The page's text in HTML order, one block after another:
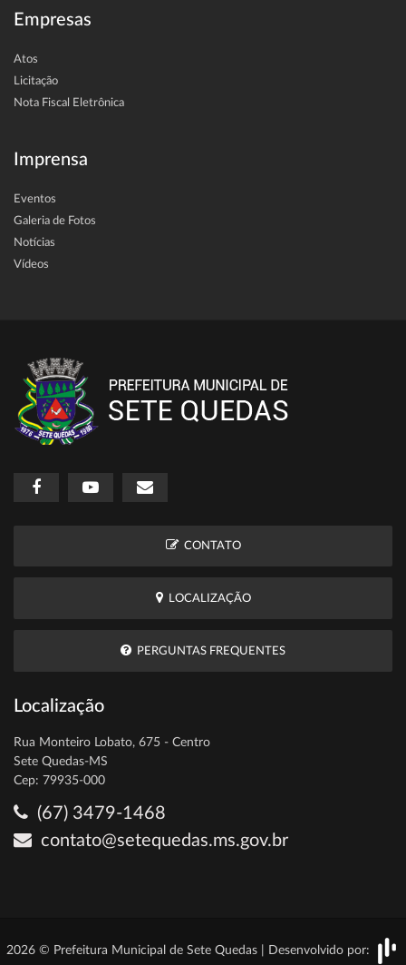
Empresas
Atos
Licitação
Nota Fiscal Eletrônica
Imprensa
Eventos
Galeria de Fotos
Notícias
Vídeos
CONTATO
LOCALIZAÇÃO
PERGUNTAS FREQUENTES
Localização
Rua Monteiro Lobato, 675 - Centro
Sete Quedas-MS
Cep: 79935-000
(67) 3479-1468
contato@setequedas.ms.gov.br
2026 © Prefeitura Municipal de Sete Quedas | Desenvolvido por: